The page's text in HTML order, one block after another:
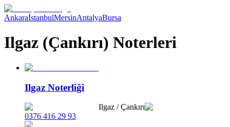
AnkaraİstanbulMersinAntalyaBursa
Ilgaz (Çankırı) Noterleri
Ilgaz Noterliği
Ilgaz /Çankırı
0376 416 29 93